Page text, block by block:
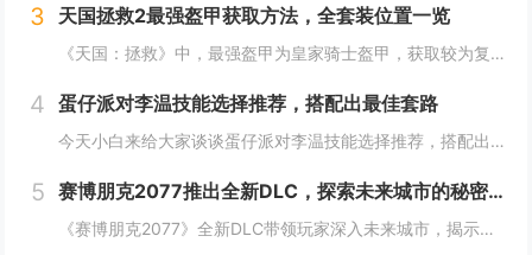
3 天国拯救2最强盔甲获取方法，全套装位置一览
《天国：拯救》中，最强盔甲为皇家骑士盔甲，获取较为复杂。首先需完成“皇家侍卫”任务线，帮助亨利成为国王的私人护卫。之后，在王宫内找到盔甲的具体位置，通常藏于密室或特定房间。完成相关任务后，玩家可获得这套顶级装备，大幅提升防御力和战斗能力。游...
4 蛋仔派对李温技能选择推荐，搭配出最佳套路
今天小白来给大家谈谈蛋仔派对李温技能选择推荐，搭配出最佳套路，以及蛋仔派对攻略对应的知识点，希望对大家有所帮助，不要忘了收藏本站呢今天给各位分享蛋仔派对李温技能选择推荐，搭配出最佳套路的知识，其中也会对蛋仔派对攻略进行解释，如果能碰巧解决你...
5 赛博朋克2077推出全新DLC，探索未来城市的秘密和新任务
《赛博朋克2077》全新DLC带领玩家深入未来城市，揭示隐藏的秘密并开启一系列新任务。在这一扩展内容中，玩家将有机会探索更多未知区域，体验丰富多彩的剧情，与全新角色互动，进一步丰富游戏世界的沉浸感与可玩性。今天小白来给大家谈谈《赛博朋克20...